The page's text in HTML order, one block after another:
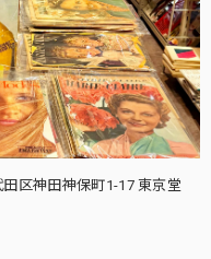
区神田神保町1-17 東京堂